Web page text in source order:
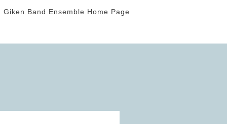
Giken Band Ensemble Home Page